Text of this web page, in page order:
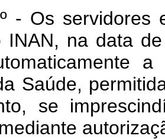
servidores
INAN, na data
Saúde,
se